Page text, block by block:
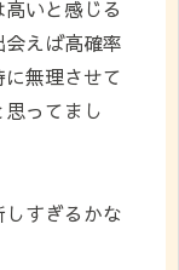
いと感じる
えば高確率
無理させて
ってまし
すぎるかな